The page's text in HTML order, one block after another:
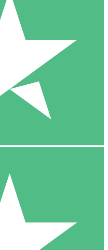
Individuales
descarga. Sin compromiso
10 00
20 00